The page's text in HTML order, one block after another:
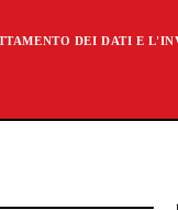
DEI DATI E